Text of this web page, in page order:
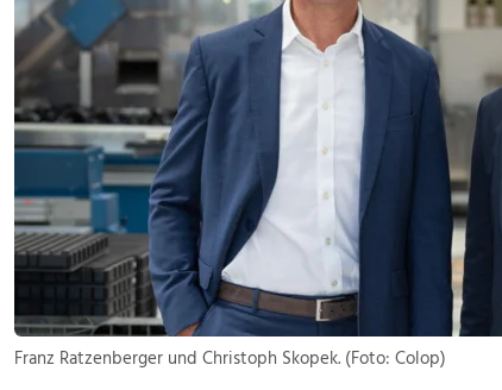
Franz Ratzenberger und Christoph Skopek. (Foto: Colop)